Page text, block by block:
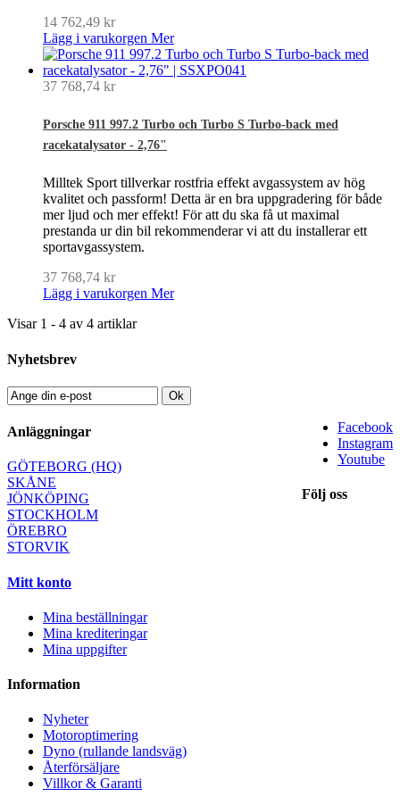
14 762,49 kr
Lägg i varukorgen Mer
37 768,74 kr
Porsche 911 997.2 Turbo och Turbo S Turbo-back med
racekatalysator - 2,76"
Milltek Sport tillverkar rostfria effekt avgassystem av hög
kvalitet och passform! Detta är en bra uppgradering för både
mer ljud och mer effekt! För att du ska få ut maximal
prestanda ur din bil rekommenderar vi att du installerar ett
sportavgassystem.
37 768,74 kr
Lägg i varukorgen Mer
Visar 1 - 4 av 4 artiklar
Nyhetsbrev
Ok
Facebook
Instagram
Youtube
Följ oss
Anläggningar
GÖTEBORG (HQ)
SKÅNE
JÖNKÖPING
STOCKHOLM
ÖREBRO
STORVIK
Mitt konto
Mina beställningar
Mina krediteringar
Mina uppgifter
Information
Nyheter
Motoroptimering
Dyno (rullande landsväg)
Återförsäljare
Villkor & Garanti